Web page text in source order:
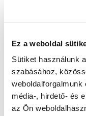
Ez a weboldal
Sütiket használunk
szabásához,
weboldalforgalmunk
média-, hirdető- és
az Ön
Továbbá, ha még
ő megtagadja a
folyamatosan
étellel, de ne
annak, hogy
táplálékhoz.Az